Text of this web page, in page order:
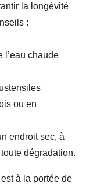
la longévité
:
l’eau chaude
ou en
endroit sec, à
toute dégradation.
à la portée de